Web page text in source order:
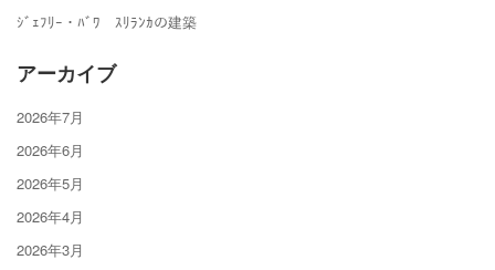
ｼﾞｪﾌﾘｰ・ﾊﾞﾜ ｽﾘﾗﾝｶの建築
アーカイブ
2026年7月
2026年6月
2026年5月
2026年4月
2026年3月